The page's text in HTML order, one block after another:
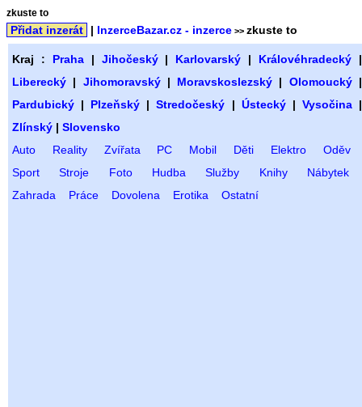
zkuste to
Přidat inzerát | InzerceBazar.cz - inzerce >> zkuste to
Kraj : Praha| Jihočeský| Karlovarský | Královéhradecký |
Liberecký | Jihomoravský| Moravskoslezský | Olomoucký|
Pardubický | Plzeňský |Stredočeský | Ústecký| Vysočina|
Zlínský | Slovensko
Auto
Reality Zvířata PC Mobil Děti Elektro
Oděv
Sport
Stroje Foto Hudba Služby Knihy
Nábytek
Zahrada
Práce Dovolena Erotika Ostatní